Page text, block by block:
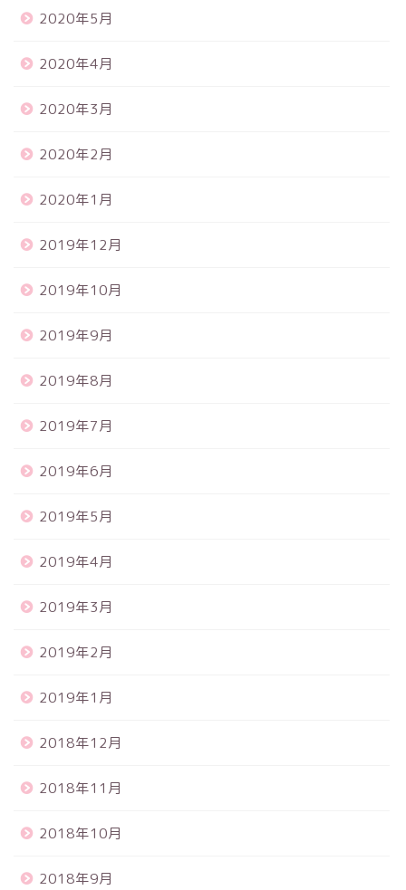
2020年5月
2020年4月
2020年3月
2020年2月
2020年1月
2019年12月
2019年10月
2019年9月
2019年8月
2019年7月
2019年6月
2019年5月
2019年4月
2019年3月
2019年2月
2019年1月
2018年12月
2018年11月
2018年10月
2018年9月